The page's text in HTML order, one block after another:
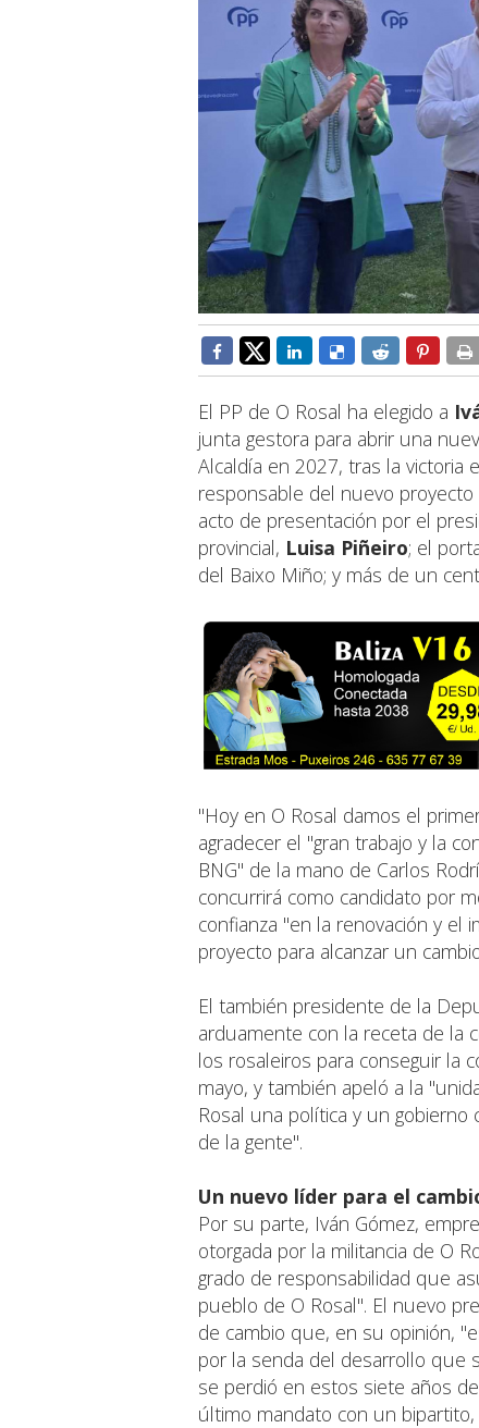
El PP de O Rosal ha elegido a
junta gestora para abrir una
Alcaldía en 2027, tras la victoria
responsable del nuevo
acto de presentación por el
provincial, Luisa Piñeiro; el
del Baixo Miño; y más de un
"Hoy en O Rosal damos el
agradecer el "gran trabajo y la
BNG" de la mano de Carlos
concurrirá como candidato por
confianza "en la renovación y el
proyecto para alcanzar un
El también presidente de la
arduamente con la receta de la
los rosaleiros para conseguir la
mayo, y también apeló a la
Rosal una política y un
de la gente".
Un nuevo líder para el
Por su parte, Iván Gómez,
otorgada por la militancia de O
grado de responsabilidad que
pueblo de O Rosal". El nuevo
de cambio que, en su opinión,
por la senda del desarrollo que
se perdió en estos siete años
último mandato con un